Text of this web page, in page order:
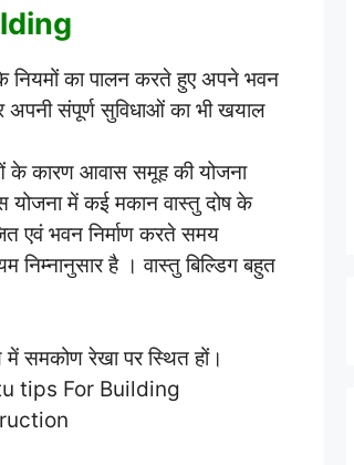
नियमों का पालन करते हुए अपने भवन
अपनी संपूर्ण सुविधाओं का भी खयाल
के कारण आवास समूह की योजना
योजना में कई मकान वास्तु दोष के
एवं भवन निर्माण करते समय
निम्नानुसार है । वास्तु बिल्डिग बहुत
में समकोण रेखा पर स्थित हों।